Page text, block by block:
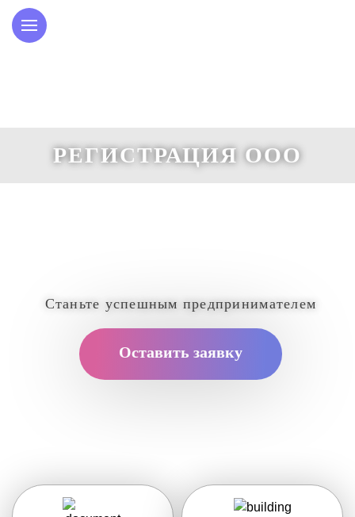
РЕГИСТРАЦИЯ OOO
Станьте успешным предпринимателем
Оставить заявку